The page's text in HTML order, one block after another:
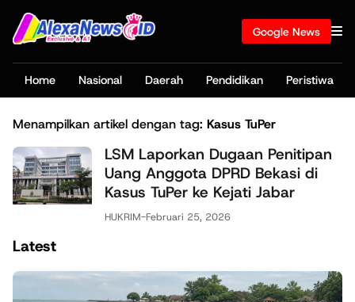
Google News
Home Nasional Daerah Pendidikan Peristiwa
Menampilkan artikel dengan tag: Kasus TuPer
LSM Laporkan Dugaan Penitipan
Uang Anggota DPRD Bekasi di
Kasus TuPer ke Kejati Jabar
HUKRIM-Februari 25, 2026
Latest